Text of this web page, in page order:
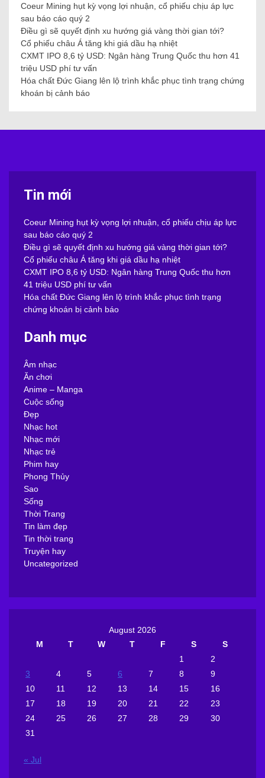
Coeur Mining hụt kỳ vọng lợi nhuận, cổ phiếu chịu áp lực
sau báo cáo quý 2
Điều gì sẽ quyết định xu hướng giá vàng thời gian tới?
Cổ phiếu châu Á tăng khi giá dầu hạ nhiệt
CXMT IPO 8,6 tỷ USD: Ngân hàng Trung Quốc thu hơn 41
triệu USD phí tư vấn
Hóa chất Đức Giang lên lộ trình khắc phục tình trạng chứng
khoán bị cảnh báo
Tin mới
Coeur Mining hụt kỳ vọng lợi nhuận, cổ phiếu chịu áp lực
sau báo cáo quý 2
Điều gì sẽ quyết định xu hướng giá vàng thời gian tới?
Cổ phiếu châu Á tăng khi giá dầu hạ nhiệt
CXMT IPO 8,6 tỷ USD: Ngân hàng Trung Quốc thu hơn
41 triệu USD phí tư vấn
Hóa chất Đức Giang lên lộ trình khắc phục tình trạng
chứng khoán bị cảnh báo
Danh mục
Âm nhạc
Ăn chơi
Anime – Manga
Cuộc sống
Đẹp
Nhạc hot
Nhạc mới
Nhạc trẻ
Phim hay
Phong Thủy
Sao
Sống
Thời Trang
Tin làm đẹp
Tin thời trang
Truyện hay
Uncategorized
August 2026
M
T W T F S
S
1
2
3
4 5 6 7 8
9
10
11 12 13 14 15
16
17
18 19 20 21 22
23
24
25 26 27 28 29
30
31
« Jul